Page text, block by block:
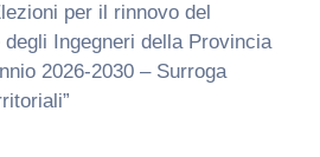
per il rinnovo del
degli Ingegneri della Provincia
2026-2030 – Surroga